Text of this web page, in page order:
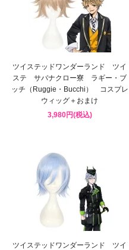
ツイステッドワンダーランド ツイ
ステ サバナクロー寮 ラギー・ブ
ッチ（Ruggie・Bucchi） コスプレ
ウィッグ＋おまけ
3,980円(税込)
ツイステッドワンダーランド ツイ